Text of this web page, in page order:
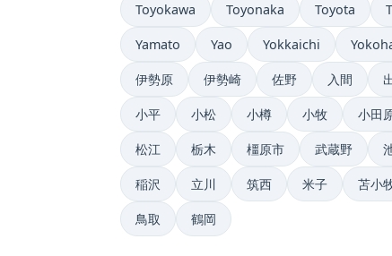
Toyokawa Toyonaka Toyota
Yamato Yao Yokkaichi
伊勢原 伊勢崎 佐野 入間
小平 小松 小樽 小牧 小田
松江 栃木 橿原市 武蔵野
稲沢 立川 筑西 米子 苫小
鳥取 鶴岡